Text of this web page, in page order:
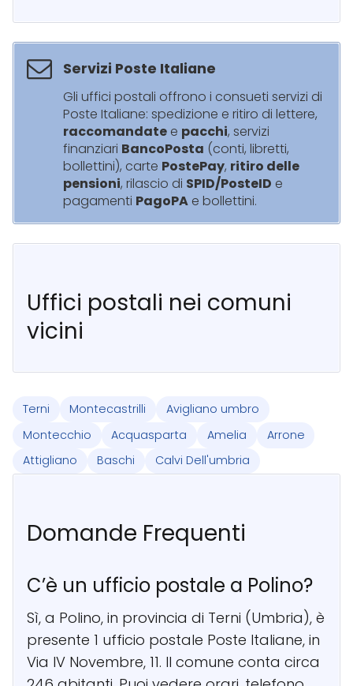
Servizi Poste Italiane
Gli uffici postali offrono i consueti servizi di
Poste Italiane: spedizione e ritiro di lettere,
raccomandate e pacchi, servizi
finanziari BancoPosta (conti, libretti,
bollettini), carte PostePay, ritiro delle
pensioni, rilascio di SPID/PosteID e
pagamenti PagoPA e bollettini.
Uffici postali nei comuni
vicini
Terni Montecastrilli
Avigliano umbro
Montecchio
Acquasparta Amelia
Arrone
Attigliano
Baschi Calvi Dell'umbria
Domande Frequenti
C’è un ufficio postale a Polino?
Sì, a Polino, in provincia di Terni (Umbria), è
presente 1 ufficio postale Poste Italiane, in
Via IV Novembre, 11. Il comune conta circa